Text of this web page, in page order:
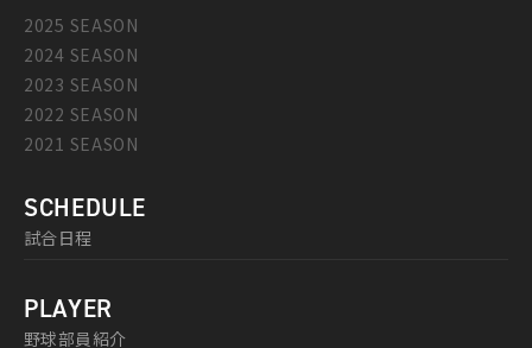
2025 SEASON
2024 SEASON
2023 SEASON
2022 SEASON
2021 SEASON
SCHEDULE
試合日程
PLAYER
野球部員紹介